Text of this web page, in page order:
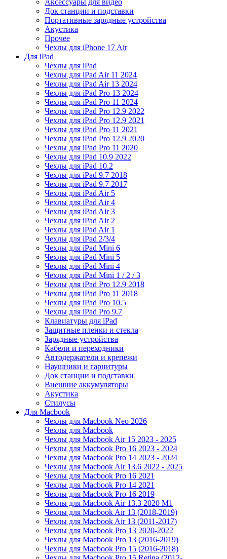
Аксессуары для видео
Док станции и подставки
Портативные зарядные устройства
Акустика
Прочее
Чехлы для iPhone 17 Air
Для iPad
Чехлы для iPad
Чехлы для iPad Air 11 2024
Чехлы для iPad Air 13 2024
Чехлы для iPad Pro 13 2024
Чехлы для iPad Pro 11 2024
Чехлы для iPad Pro 12.9 2022
Чехлы для iPad Pro 12.9 2021
Чехлы для iPad Pro 11 2021
Чехлы для iPad Pro 12.9 2020
Чехлы для iPad Pro 11 2020
Чехлы для iPad 10.9 2022
Чехлы для iPad 10.2
Чехлы для iPad 9.7 2018
Чехлы для iPad 9.7 2017
Чехлы для iPad Air 5
Чехлы для iPad Air 4
Чехлы для iPad Air 3
Чехлы для iPad Air 2
Чехлы для iPad Air 1
Чехлы для iPad 2/3/4
Чехлы для iPad Mini 6
Чехлы для iPad Mini 5
Чехлы для iPad Mini 4
Чехлы для iPad Mini 1 / 2 / 3
Чехлы для iPad Pro 12.9 2018
Чехлы для iPad Pro 11 2018
Чехлы для iPad Pro 10.5
Чехлы для iPad Pro 9.7
Клавиатуры для iPad
Защитные пленки и стекла
Зарядные устройства
Кабели и переходники
Автодержатели и крепежи
Наушники и гарнитуры
Док станции и подставки
Внешние аккумуляторы
Акустика
Стилусы
Для Macbook
Чехлы для Macbook Neo 2026
Чехлы для Macbook
Чехлы для Macbook Air 15 2023 - 2025
Чехлы для Macbook Pro 16 2023 - 2024
Чехлы для Macbook Pro 14 2023 - 2024
Чехлы для Macbook Air 13.6 2022 - 2025
Чехлы для Macbook Pro 16 2021
Чехлы для Macbook Pro 14 2021
Чехлы для Macbook Pro 16 2019
Чехлы для Macbook Air 13.3 2020 M1
Чехлы для Macbook Air 13 (2018-2019)
Чехлы для Macbook Air 13 (2011-2017)
Чехлы для Macbook Pro 13 2020-2022
Чехлы для Macbook Pro 13 (2016-2019)
Чехлы для Macbook Pro 15 (2016-2018)